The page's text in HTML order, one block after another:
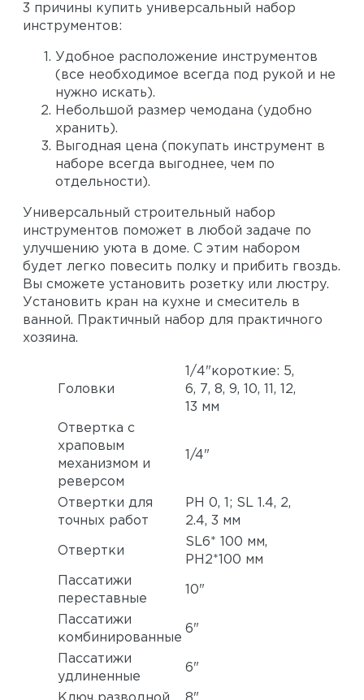
3 причины купить универсальный набор
инструментов:
Удобное расположение инструментов
(все необходимое всегда под рукой и не
нужно искать).
Небольшой размер чемодана (удобно
хранить).
Выгодная цена (покупать инструмент в
наборе всегда выгоднее, чем по
отдельности).
Универсальный строительный набор
инструментов поможет в любой задаче по
улучшению уюта в доме. С этим набором
будет легко повесить полку и прибить гвоздь.
Вы сможете установить розетку или люстру.
Установить кран на кухне и смеситель в
ванной. Практичный набор для практичного
хозяина.
Головки
1/4"короткие: 5,
6, 7, 8, 9, 10, 11, 12,
13 мм
Отвертка с
храповым
механизмом и
реверсом
1/4"
Отвертки для
точных работ
PH 0, 1; SL 1.4, 2,
2.4, 3 мм
Отвертки
SL6* 100 мм,
PH2*100 мм
Пассатижи
переставные
10"
Пассатижи
комбинированные
6"
Пассатижи
удлиненные
6"